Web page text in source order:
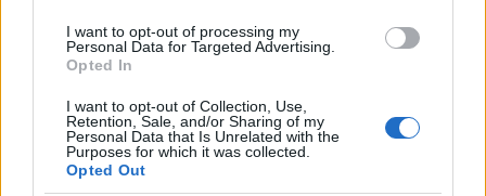
I want to opt-out of processing my
Personal Data for Targeted Advertising.
Opted In
I want to opt-out of Collection, Use,
Retention, Sale, and/or Sharing of my
Personal Data that Is Unrelated with the
Purposes for which it was collected.
Opted Out
ΠΟΛΙΤΙΚΗ
ΣΥΡΙΖΑ: Νέα τρικυμία από τις προτάσεις Κασσελάκη για
αλλαγές σε όνομα και όργανα
4/09/2024 - 2:45μμ